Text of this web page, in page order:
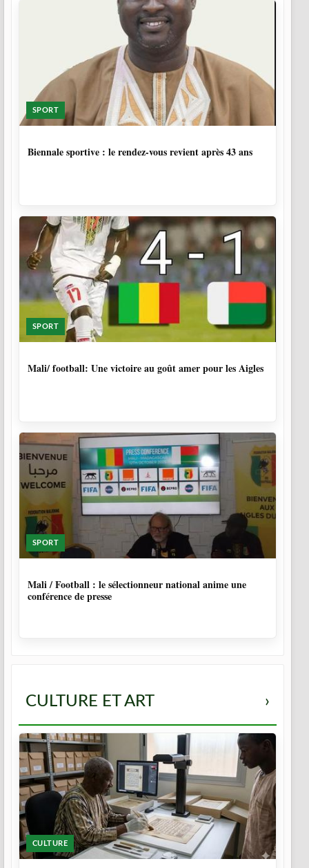
SPORT
Biennale sportive : le rendez-vous revient après 43 ans
SPORT
Mali/ football: Une victoire au goût amer pour les Aigles
SPORT
Mali / Football : le sélectionneur national anime une
conférence de presse
CULTURE ET ART ›
CULTURE